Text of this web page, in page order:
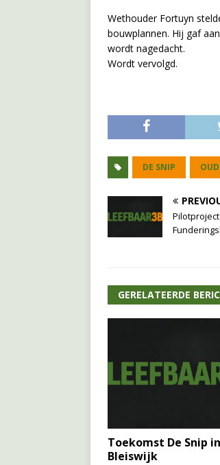
Wethouder Fortuyn
bouwplannen. Hij gaf
wordt nagedacht.
Wordt vervolgd.
DE SNIP
GERELATEERDE
Toekomst De Snip in
Bleiswijk